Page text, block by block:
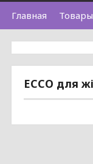
Главная
ECCO для